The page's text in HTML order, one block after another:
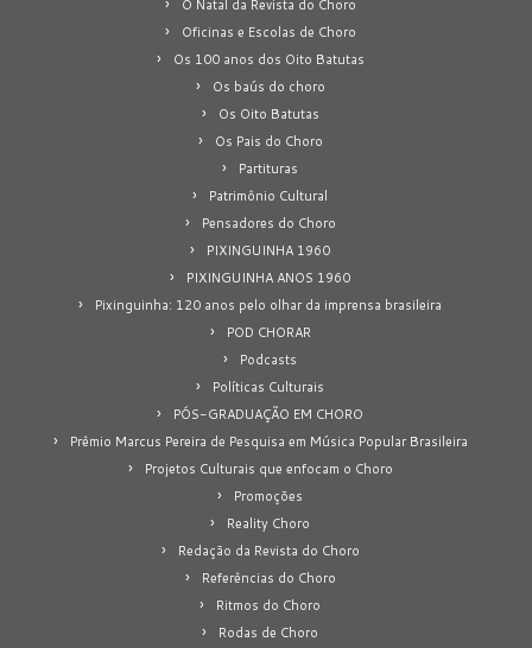
O Natal da Revista do Choro
Oficinas e Escolas de Choro
Os 100 anos dos Oito Batutas
Os baús do choro
Os Oito Batutas
Os Pais do Choro
Partituras
Patrimônio Cultural
Pensadores do Choro
PIXINGUINHA 1960
PIXINGUINHA ANOS 1960
Pixinguinha: 120 anos pelo olhar da imprensa brasileira
POD CHORAR
Podcasts
Políticas Culturais
PÓS-GRADUAÇÃO EM CHORO
Prêmio Marcus Pereira de Pesquisa em Música Popular Brasileira
Projetos Culturais que enfocam o Choro
Promoções
Reality Choro
Redação da Revista do Choro
Referências do Choro
Ritmos do Choro
Rodas de Choro